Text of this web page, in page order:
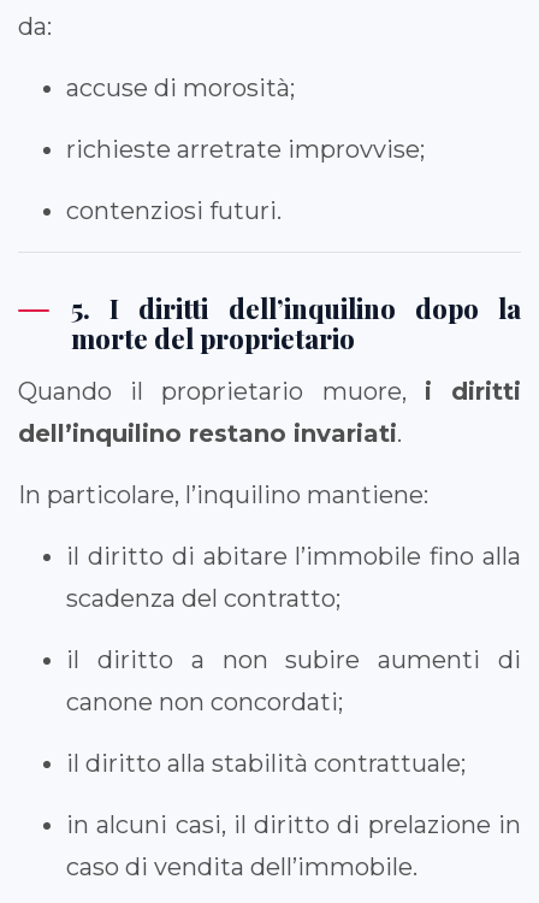
da:
accuse di morosità;
richieste arretrate improvvise;
contenziosi futuri.
5. I diritti dell’inquilino dopo la
morte del proprietario
Quando il proprietario muore, i diritti
dell’inquilino restano invariati.
In particolare, l’inquilino mantiene:
il diritto di abitare l’immobile fino alla
scadenza del contratto;
il diritto a non subire aumenti di
canone non concordati;
il diritto alla stabilità contrattuale;
in alcuni casi, il diritto di prelazione in
caso di vendita dell’immobile.